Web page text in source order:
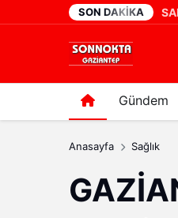
SON DAKIKA
12 saat önce
Gündem
Anasayfa Sağlık